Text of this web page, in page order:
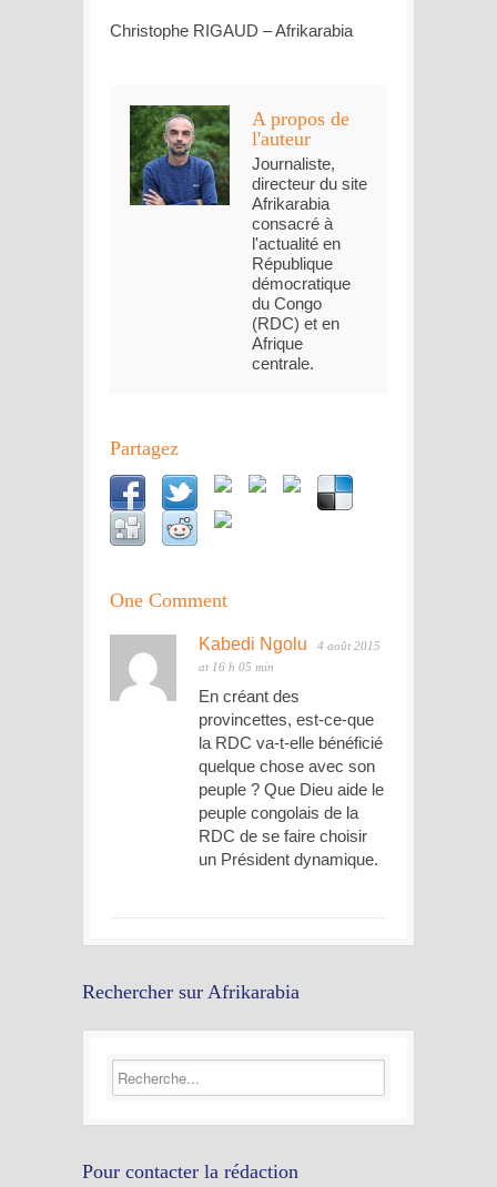
Christophe RIGAUD – Afrikarabia
A propos de
l'auteur
Journaliste,
directeur du site
Afrikarabia
consacré à
l'actualité en
République
démocratique
du Congo
(RDC) et en
Afrique
centrale.
Partagez
One Comment
Kabedi Ngolu
4 août 2015
at 16 h 05 min
En créant des
provincettes, est-ce-que
la RDC va-t-elle bénéficié
quelque chose avec son
peuple ? Que Dieu aide le
peuple congolais de la
RDC de se faire choisir
un Président dynamique.
Rechercher sur Afrikarabia
Pour contacter la rédaction